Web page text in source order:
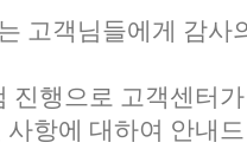
고객님들에게 감사
진행으로 고객센터가
항에 대하여 안내